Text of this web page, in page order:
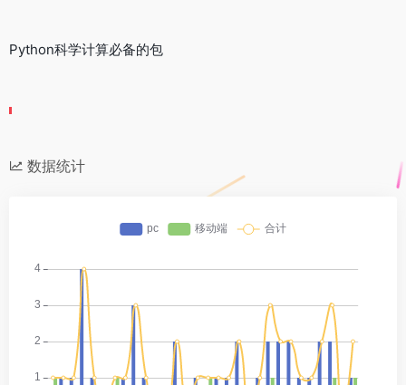
Python科学计算必备的包
数据统计